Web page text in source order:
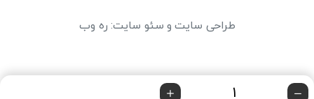
طراحی سایت و سئو سایت: ره وب